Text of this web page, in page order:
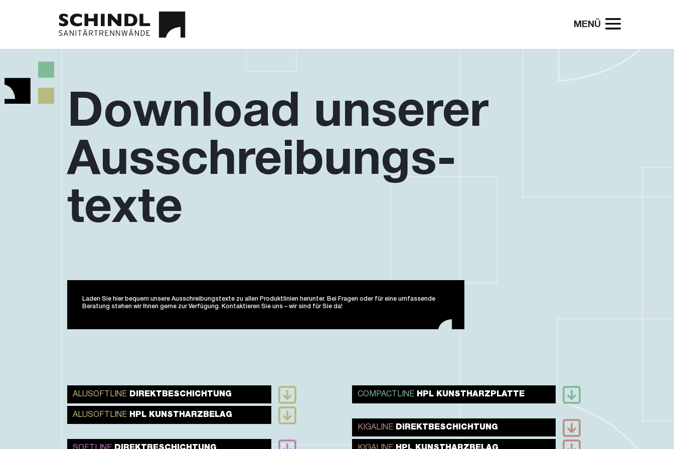
MENÜ
Download unserer
Ausschreibungs-
texte
Laden Sie hier bequem unsere Ausschreibungstexte zu allen Produktlinien herunter. Bei Fragen oder für eine umfassende
Beratung stehen wir Ihnen gerne zur Verfügung. Kontaktieren Sie uns – wir sind für Sie da!
ALUSOFTLINE DIREKTBESCHICHTUNG
ALUSOFTLINE HPL KUNSTHARZBELAG
COMPACTLINE HPL KUNSTHARZPLATTE
KIGALINE DIREKTBESCHICHTUNG